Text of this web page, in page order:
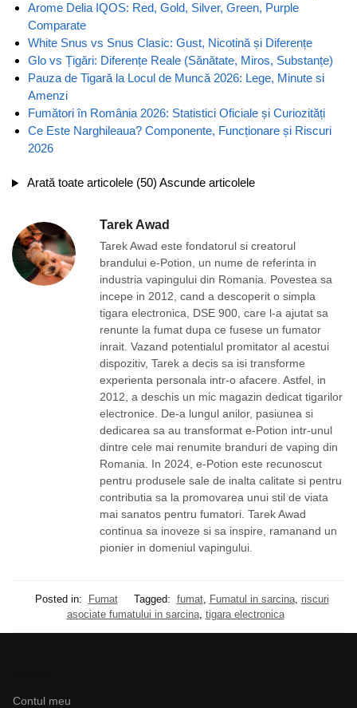
Arome Delia IQOS: Red, Gold, Silver, Green, Purple
Comparate
White Snus vs Snus Clasic: Gust, Nicotină și Diferențe
Glo vs Țigări: Diferențe Reale (Sănătate, Miros, Substanțe)
Pauza de Tigară la Locul de Muncă 2026: Lege, Minute si
Amenzi
Fumători în România 2026: Statistici Oficiale și Curiozități
Ce Este Narghileaua? Componente, Funcționare și Riscuri
2026
Arată toate articolele (50) Ascunde articolele
Tarek Awad
Tarek Awad este fondatorul si creatorul
brandului e-Potion, un nume de referinta in
industria vapingului din Romania. Povestea sa
incepe in 2012, cand a descoperit o simpla
tigara electronica, DSE 900, care l-a ajutat sa
renunte la fumat dupa ce fusese un fumator
inrait. Vazand potentialul promitator al acestui
dispozitiv, Tarek a decis sa isi transforme
experienta personala intr-o afacere. Astfel, in
2012, a deschis un mic magazin dedicat tigarilor
electronice. De-a lungul anilor, pasiunea si
dedicarea sa au transformat e-Potion intr-unul
dintre cele mai renumite branduri de vaping din
Romania. In 2024, e-Potion este recunoscut
pentru produsele sale de inalta calitate si pentru
contributia sa la promovarea unui stil de viata
mai sanatos pentru fumatori. Tarek Awad
continua sa inoveze si sa inspire, ramanand un
pionier in domeniul vapingului.
Posted in: Fumat Tagged: fumat, Fumatul in sarcina, riscuri
asociate fumatului in sarcina, tigara electronica
Contul meu